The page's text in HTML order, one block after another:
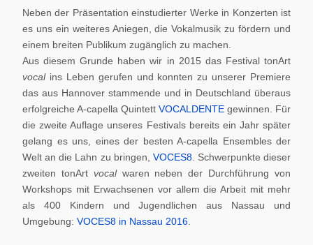
Neben der Präsentation einstudierter Werke in Konzerten ist
es uns ein weiteres Aniegen, die Vokalmusik zu fördern und
einem breiten Publikum zugänglich zu machen.
Aus diesem Grunde haben wir in 2015 das Festival tonArt
vocal ins Leben gerufen und konnten zu unserer Premiere
das aus Hannover stammende und in Deutschland überaus
erfolgreiche A-capella Quintett VOCALDENTE gewinnen. Für
die zweite Auflage unseres Festivals bereits ein Jahr später
gelang es uns, eines der besten A-capella Ensembles der
Welt an die Lahn zu bringen, VOCES8. Schwerpunkte dieser
zweiten tonArt vocalwaren neben der Durchführung von
Workshops mit Erwachsenen vor allem die Arbeit mit mehr
als 400 Kindern und Jugendlichen aus Nassau und
Umgebung: VOCES8 in Nassau 2016